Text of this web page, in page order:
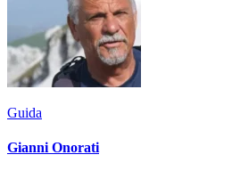
Guida
Gianni Onorati